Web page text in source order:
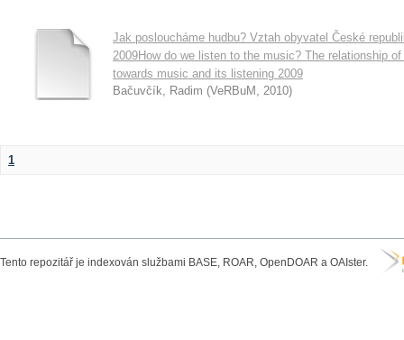
Jak posloucháme hudbu? Vztah obyvatel České
2009How do we listen to the music? The relationship
towards music and its listening 2009
Bačuvčík, Radim (VeRBuM , 2010)
1
Tento repozitář je indexován službami BASE, ROAR, OpenDOAR a OAIster.